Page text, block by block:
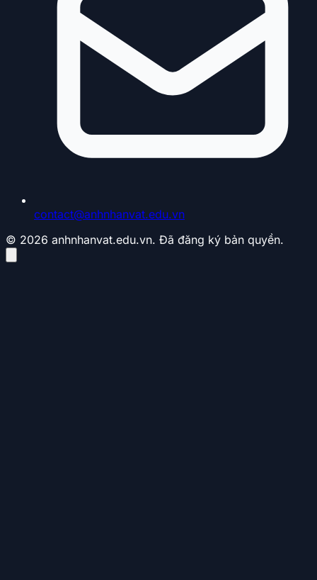
contact@anhnhanvat.edu.vn
© 2026 anhnhanvat.edu.vn. Đã đăng ký bản quyền.